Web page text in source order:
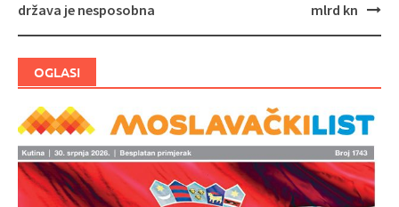
država je nesposobna
mlrd kn
OGLASI